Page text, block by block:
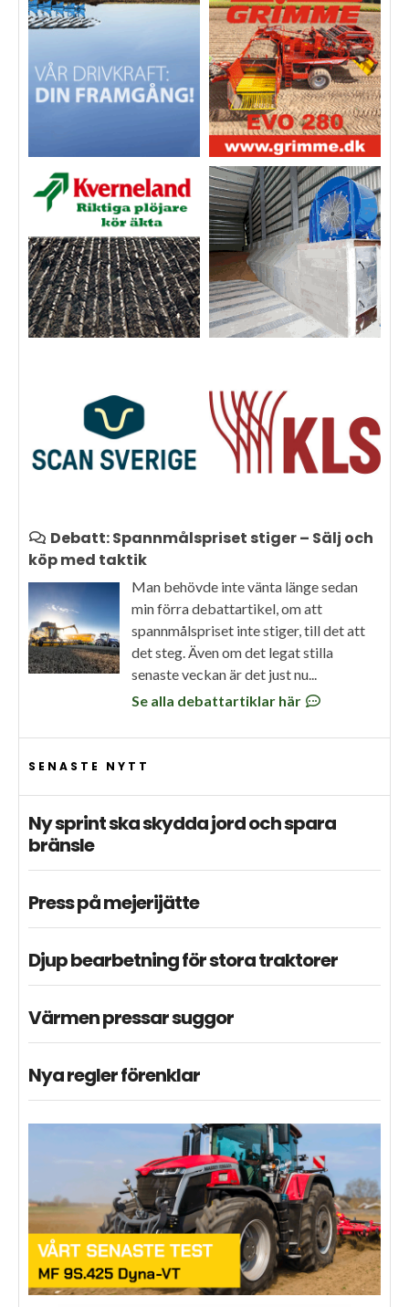
Debatt: Spannmålspriset stiger – Sälj och
köp med taktik
Man behövde inte vänta länge sedan
min förra debattartikel, om att
spannmålspriset inte stiger, till det att
det steg. Även om det legat stilla
senaste veckan är det just nu...
Se alla debattartiklar här
SENASTE NYTT
Ny sprint ska skydda jord och spara
bränsle
Press på mejerijätte
Djup bearbetning för stora traktorer
Värmen pressar suggor
Nya regler förenklar